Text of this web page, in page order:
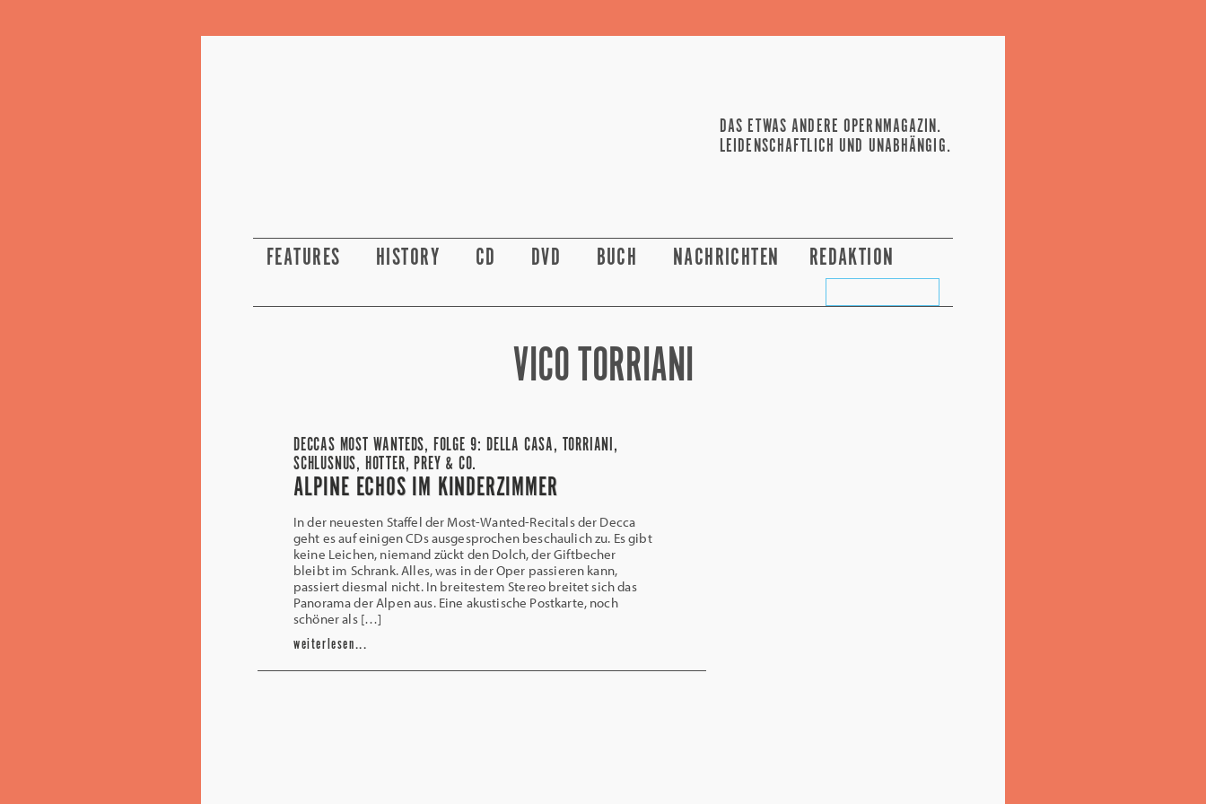
DAS ETWAS ANDERE OPERNMAGAZIN.
LEIDENSCHAFTLICH UND UNABHÄNGIG.
FEATURES HISTORY CD DVD BUCH NACHRICHTEN REDAKTION
VICO TORRIANI
DECCAS MOST WANTEDS, FOLGE 9: DELLA CASA, TORRIANI,
SCHLUSNUS, HOTTER, PREY & CO.
ALPINE ECHOS IM KINDERZIMMER
In der neuesten Staffel der Most-Wanted-Recitals der Decca
geht es auf einigen CDs ausgesprochen beschaulich zu. Es gibt
keine Leichen, niemand zückt den Dolch, der Giftbecher
bleibt im Schrank. Alles, was in der Oper passieren kann,
passiert diesmal nicht. In breitestem Stereo breitet sich das
Panorama der Alpen aus. Eine akustische Postkarte, noch
schöner als […]
weiterlesen...